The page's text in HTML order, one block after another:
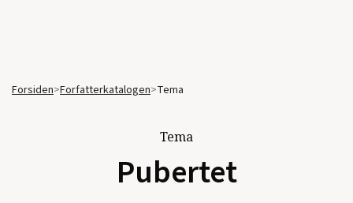
Forsiden>Forfatterkatalogen>Tema
Tema
Pubertet